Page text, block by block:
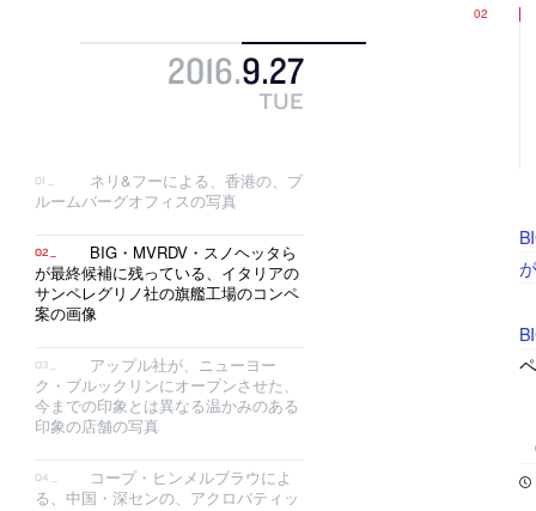
2016.9.27
TUE
ネリ&フーによる、香港の、ブ
ルームバーグオフィスの写真
BIG・MVRDV・スノヘッタら
が最終候補に残っている、イタリアの
サンペレグリノ社の旗艦工場のコンペ
案の画像
アップル社が、ニューヨー
ク・ブルックリンにオープンさせた、
今までの印象とは異なる温かみのある
印象の店舗の写真
コープ・ヒンメルブラウによ
る、中国・深センの、アクロバティッ